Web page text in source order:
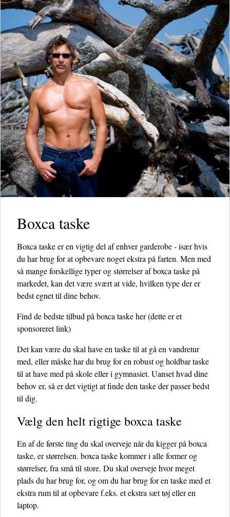
Boxca taske
Boxca taske er en vigtig del af enhver garderobe - især hvis
du har brug for at opbevare noget ekstra på farten. Men med
så mange forskellige typer og størrelser af boxca taske på
markedet, kan det være svært at vide, hvilken type der er
bedst egnet til dine behov.
Find de bedste tilbud på boxca taske her(dette er et
sponsoreret link)
Det kan være du skal have en taske til at gå en vandretur
med, eller måske har du brug for en robust og holdbar taske
til at have med på skole eller i gymnasiet. Uanset hvad dine
behov er, så er det vigtigt at finde den taske der passer bedst
til dig.
Vælg den helt rigtige boxca taske
En af de første ting du skal overveje når du kigger på boxca
taske, er størrelsen. boxca taske kommer i alle former og
størrelser, fra små til store. Du skal overveje hvor meget
plads du har brug for, og om du har brug for en taske med et
ekstra rum til at opbevare f.eks. et ekstra sæt tøj eller en
laptop.